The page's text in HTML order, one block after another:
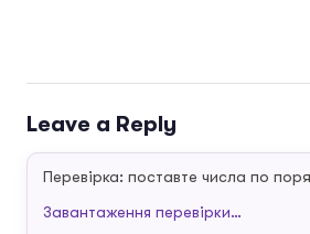
Leave a Reply
Перевірка: поставте числа по
Завантаження перевірки…